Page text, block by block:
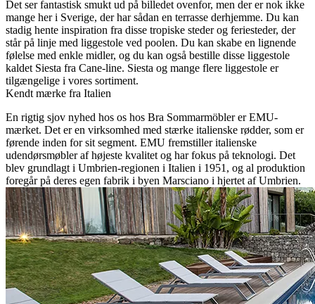
Det ser fantastisk smukt ud på billedet ovenfor, men der er nok ikke
mange her i Sverige, der har sådan en terrasse derhjemme. Du kan
stadig hente inspiration fra disse tropiske steder og feriesteder, der
står på linje med liggestole ved poolen. Du kan skabe en lignende
følelse med enkle midler, og du kan også bestille disse liggestole
kaldet Siesta fra Cane-line. Siesta og mange flere liggestole er
tilgængelige i vores sortiment.
Kendt mærke fra Italien
En rigtig sjov nyhed hos os hos Bra Sommarmöbler er EMU-
mærket. Det er en virksomhed med stærke italienske rødder, som er
førende inden for sit segment. EMU fremstiller italienske
udendørsmøbler af højeste kvalitet og har fokus på teknologi. Det
blev grundlagt i Umbrien-regionen i Italien i 1951, og al produktion
foregår på deres egen fabrik i byen Marsciano i hjertet af Umbrien.